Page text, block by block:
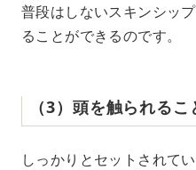
普段はしないスキンシッ
ることができるのです。
（3）頭を触られる
しっかりとセットされて